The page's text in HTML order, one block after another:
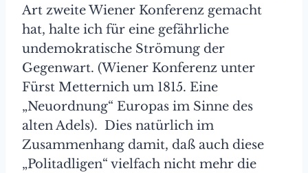
Art zweite Wiener Konferenz gemacht
hat, halte ich für eine gefährliche
undemokratische Strömung der
Gegenwart. (Wiener Konferenz unter
Fürst Metternich um 1815. Eine
„Neuordnung“ Europas im Sinne des
alten Adels). Dies natürlich im
Zusammenhang damit, daß auch diese
„Politadligen“ vielfach nicht mehr die